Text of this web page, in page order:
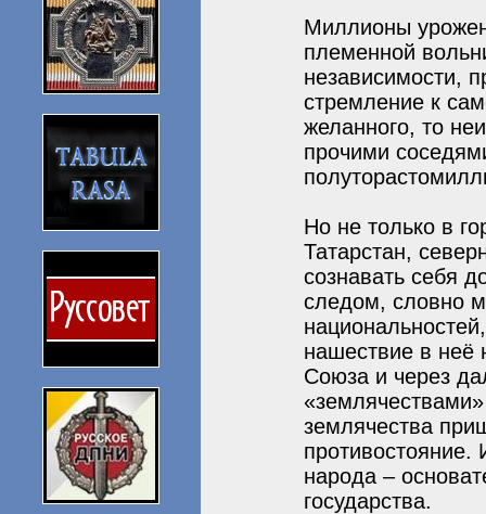
Миллионы
племенной
независимости,
стремление к
желанного, то
прочими
Но не только в
Татарстан,
сознавать себя
следом, словно
нашествие в неё
Союза и через
землячества
народа –
государства.